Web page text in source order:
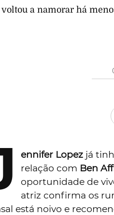
voltou a namorar há
ennifer Lopez já
relação com Ben
oportunidade de
atriz confirma os
está noivo e